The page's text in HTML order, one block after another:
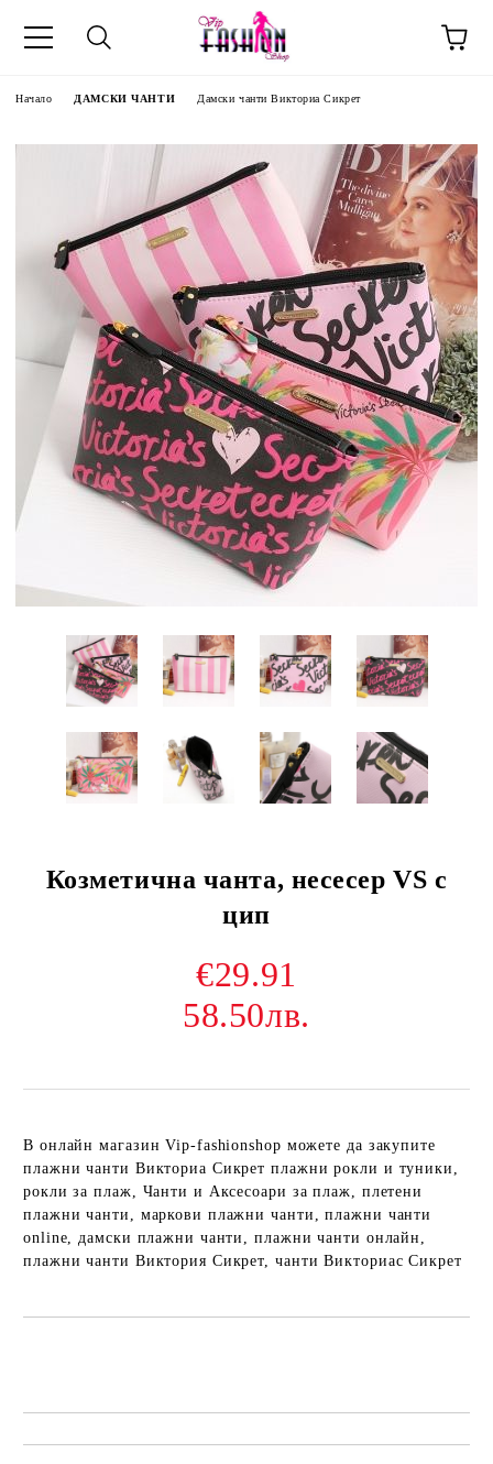
Начало ДАМСКИ ЧАНТИ Дамски чанти Викториа Сикрет
Козметична чанта, несесер VS с
цип
€29.91
58.50лв.
В онлайн магазин Vip-fashionshop можете да закупите
плажни чанти Викториа Сикрет плажни рокли и туники,
рокли за плаж, Чанти и Аксесоари за плаж, плетени
плажни чанти, маркови плажни чанти, плажни чанти
online, дамски плажни чанти, плажни чанти онлайн,
плажни чанти Виктория Сикрет, чанти Викториас Сикрет